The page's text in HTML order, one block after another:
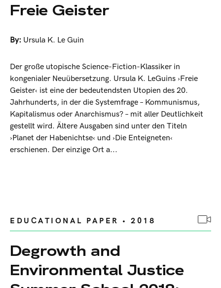
Freie Geister
By: Ursula K. Le Guin
Der große utopische Science-Fiction-Klassiker in
kongenialer Neuübersetzung. Ursula K. LeGuins ›Freie
Geister‹ ist eine der bedeutendsten Utopien des 20.
Jahrhunderts, in der die Systemfrage – Kommunismus,
Kapitalismus oder Anarchismus? – mit aller Deutlichkeit
gestellt wird. Ältere Ausgaben sind unter den Titeln
›Planet der Habenichtse‹ und ›Die Enteigneten‹
erschienen. Der einzige Ort a...
EDUCATIONAL PAPER • 2018
Degrowth and
Environmental Justice